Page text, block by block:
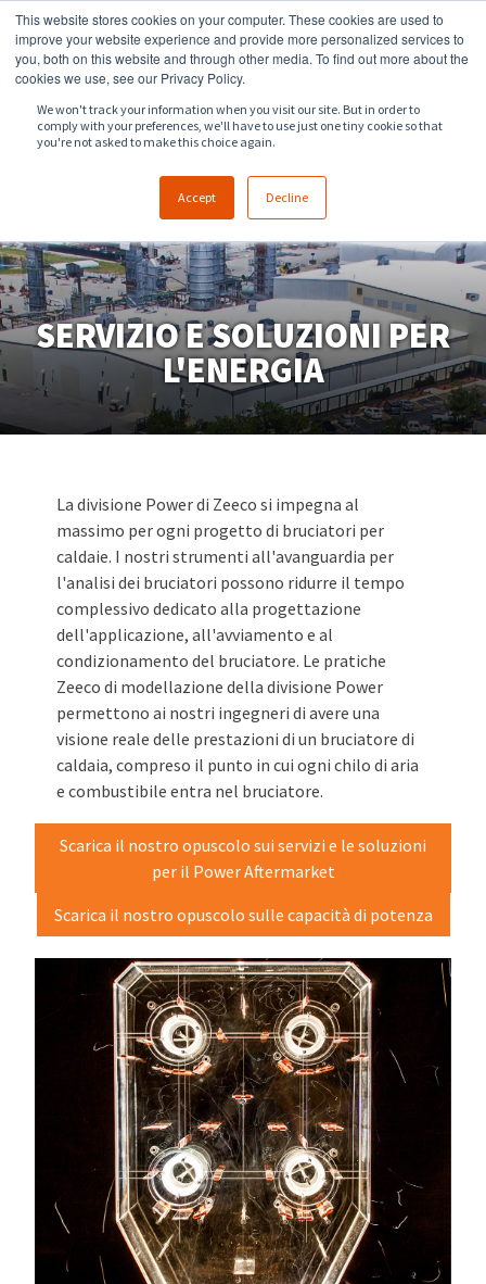
This website stores cookies on your computer. These cookies are used to
improve your website experience and provide more personalized services to
you, both on this website and through other media. To find out more about the
cookies we use, see our Privacy Policy.
We won't track your information when you visit our site. But in order to
comply with your preferences, we'll have to use just one tiny cookie so that
you're not asked to make this choice again.
Accept Decline
918.258.8551 sales@zeeco.com
SERVIZIO E SOLUZIONI PER
L'ENERGIA
La divisione Power di Zeeco si impegna al
massimo per ogni progetto di bruciatori per
caldaie. I nostri strumenti all'avanguardia per
l'analisi dei bruciatori possono ridurre il tempo
complessivo dedicato alla progettazione
dell'applicazione, all'avviamento e al
condizionamento del bruciatore. Le pratiche
Zeeco di modellazione della divisione Power
permettono ai nostri ingegneri di avere una
visione reale delle prestazioni di un bruciatore di
caldaia, compreso il punto in cui ogni chilo di aria
e combustibile entra nel bruciatore.
Scarica il nostro opuscolo sui servizi e le soluzioni
per il Power Aftermarket
Scarica il nostro opuscolo sulle capacità di potenza